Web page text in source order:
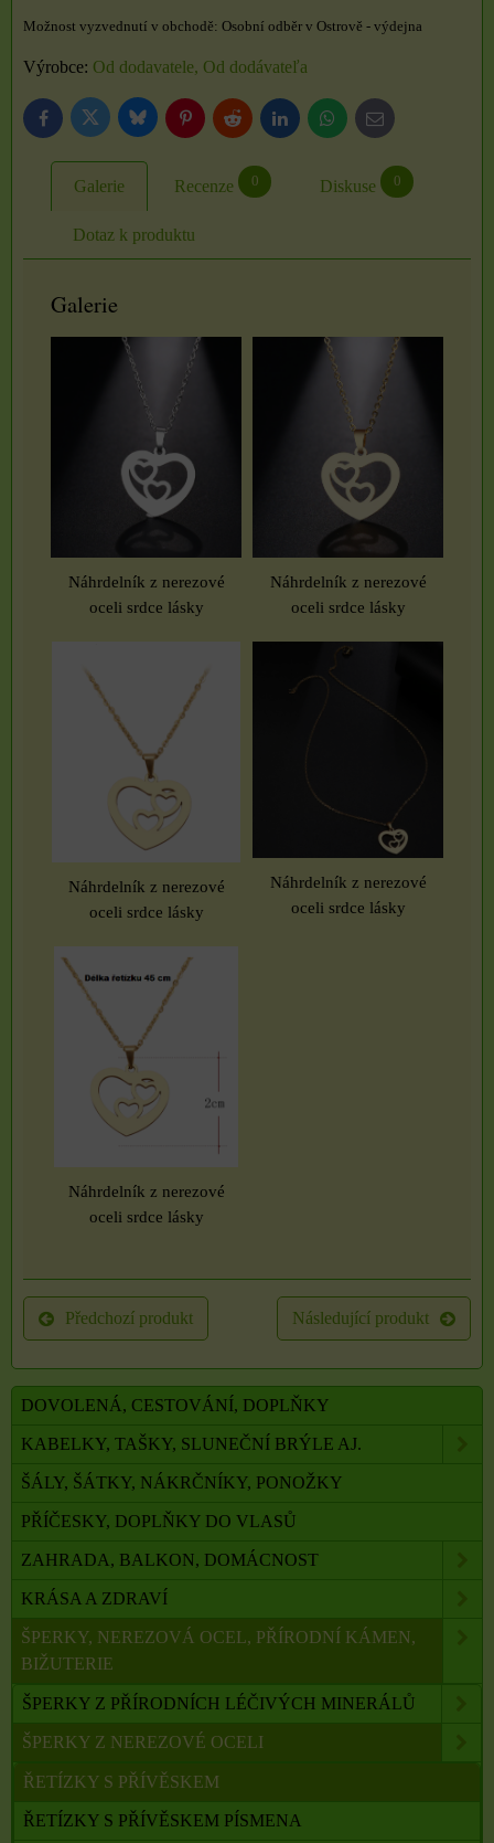
Osobní odběr v Ostrově - výdejna
Výrobce: Od dodavatele, Od dodávateľa
FacebookTwitter BlueskyPinterestReddit LinkedInWhatsApp
E-
mail
Galerie Recenze 0 Diskuse 0
Dotaz k produktu
Galerie
Náhrdelník z nerezové
oceli srdce lásky
Náhrdelník z nerezové
oceli srdce lásky
Náhrdelník z nerezové
oceli srdce lásky
Náhrdelník z nerezové
oceli srdce lásky
Náhrdelník z nerezové
oceli srdce lásky
Předchozí produkt Následující produkt
DOVOLENÁ, CESTOVÁNÍ, DOPLŇKY
KABELKY, TAŠKY, SLUNEČNÍ BRÝLE AJ.
ŠÁLY, ŠÁTKY, NÁKRČNÍKY, PONOŽKY
PŘÍČESKY, DOPLŇKY DO VLASŮ
ZAHRADA, BALKON, DOMÁCNOST
KRÁSA A ZDRAVÍ
ŠPERKY, NEREZOVÁ OCEL, PŘÍRODNÍ KÁMEN,
BIŽUTERIE
ŠPERKY Z PŘÍRODNÍCH LÉČIVÝCH MINERÁLŮ
ŠPERKY Z NEREZOVÉ OCELI
ŘETÍZKY S PŘÍVĚSKEM
ŘETÍZKY S PŘÍVĚSKEM PÍSMENA